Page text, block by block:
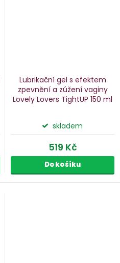
Lubrikační gel s efektem
zpevnění a zúžení vaginy
Lovely Lovers TightUP 150 ml
skladem
519 Kč
Do košíku